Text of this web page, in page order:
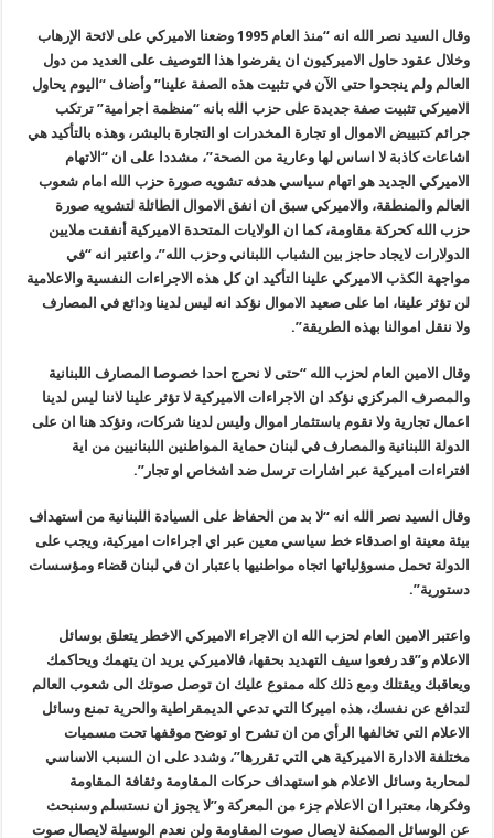
وقال السيد نصر الله انه “منذ العام 1995 وضعنا الاميركي على لائحة الإرهاب
وخلال عقود حاول الاميركيون ان يفرضوا هذا التوصيف على العديد من دول
العالم ولم ينجحوا حتى الآن في تثبيت هذه الصفة علينا” وأضاف “اليوم يحاول
الاميركي تثبيت صفة جديدة على حزب الله بانه “منظمة اجرامية” ترتكب
جرائم كتبييض الاموال او تجارة المخدرات او التجارة بالبشر، وهذه بالتأكيد هي
اشاعات كاذبة لا اساس لها وعارية من الصحة”، مشددا على ان “الاتهام
الاميركي الجديد هو اتهام سياسي هدفه تشويه صورة حزب الله امام شعوب
العالم والمنطقة، والاميركي سبق ان انفق الاموال الطائلة لتشويه صورة
حزب الله كحركة مقاومة، كما ان الولايات المتحدة الاميركية أنفقت ملايين
الدولارات لايجاد حاجز بين الشباب اللبناني وحزب الله”، واعتبر انه “في
مواجهة الكذب الاميركي علينا التأكيد ان كل هذه الاجراءات النفسية والاعلامية
لن تؤثر علينا، اما على صعيد الاموال نؤكد انه ليس لدينا ودائع في المصارف
ولا ننقل اموالنا بهذه الطريقة”.
وقال الامين العام لحزب الله “حتى لا نحرج احدا خصوصا المصارف اللبنانية
والمصرف المركزي نؤكد ان الاجراءات الاميركية لا تؤثر علينا لاننا ليس لدينا
اعمال تجارية ولا نقوم باستثمار اموال وليس لدينا شركات، ونؤكد هنا ان على
الدولة اللبنانية والمصارف في لبنان حماية المواطنين اللبنانيين من اية
افتراءات اميركية عبر اشارات ترسل ضد اشخاص او تجار”.
وقال السيد نصر الله انه “لا بد من الحفاظ على السيادة اللبنانية من استهداف
بيئة معينة او اصدقاء خط سياسي معين عبر اي اجراءات اميركية، ويجب على
الدولة تحمل مسوؤلياتها اتجاه مواطنيها باعتبار ان في لبنان قضاء ومؤسسات
دستورية”.
واعتبر الامين العام لحزب الله ان الاجراء الاميركي الاخطر يتعلق بوسائل
الاعلام و”قد رفعوا سيف التهديد بحقها، فالاميركي يريد ان يتهمك ويحاكمك
ويعاقبك ويقتلك ومع ذلك كله ممنوع عليك ان توصل صوتك الى شعوب العالم
لتدافع عن نفسك، هذه اميركا التي تدعي الديمقراطية والحرية تمنع وسائل
الاعلام التي تخالفها الرأي من ان تشرح او توضح موقفها تحت مسميات
مختلفة الادارة الاميركية هي التي تقررها”، وشدد على ان السبب الاساسي
لمحاربة وسائل الاعلام هو استهداف حركات المقاومة وثقافة المقاومة
وفكرها، معتبرا ان الاعلام جزء من المعركة و”لا يجوز ان نستسلم وسنبحث
عن الوسائل الممكنة لايصال صوت المقاومة ولن نعدم الوسيلة لايصال صوت